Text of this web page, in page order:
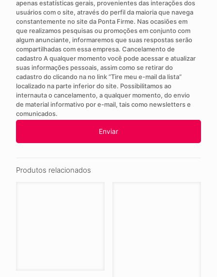
apenas estatísticas gerais, provenientes das interações dos
usuários com o site, através do perfil da maioria que navega
constantemente no site da Ponta Firme. Nas ocasiões em
que realizamos pesquisas ou promoções em conjunto com
algum anunciante, informaremos que suas respostas serão
compartilhadas com essa empresa. Cancelamento de
cadastro A qualquer momento você pode acessar e atualizar
suas informações pessoais, assim como se retirar do
cadastro do clicando na no link “Tire meu e-mail da lista”
localizado na parte inferior do site. Possibilitamos ao
internauta o cancelamento, a qualquer momento, do envio
de material informativo por e-mail, tais como newsletters e
comunicados.
Produtos relacionados